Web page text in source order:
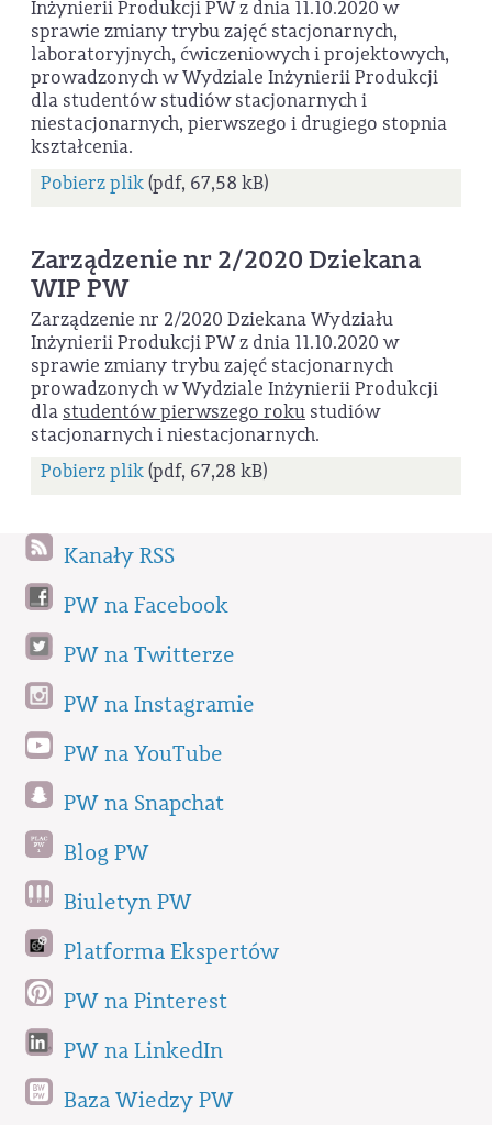
Inżynierii Produkcji PW z dnia 11.10.2020 w
sprawie zmiany trybu zajęć stacjonarnych,
laboratoryjnych, ćwiczeniowych i projektowych,
prowadzonych w Wydziale Inżynierii Produkcji
dla studentów studiów stacjonarnych i
niestacjonarnych, pierwszego i drugiego stopnia
kształcenia.
Pobierz plik(pdf, 67,58 kB)
Zarządzenie nr 2/2020 Dziekana
WIP PW
Zarządzenie nr 2/2020 Dziekana Wydziału
Inżynierii Produkcji PW z dnia 11.10.2020 w
sprawie zmiany trybu zajęć stacjonarnych
prowadzonych w Wydziale Inżynierii Produkcji
dla studentów pierwszego roku studiów
stacjonarnych i niestacjonarnych.
Pobierz plik(pdf, 67,28 kB)
Kanały RSS
PW na Facebook
PW na Twitterze
PW na Instagramie
PW na YouTube
PW na Snapchat
Blog PW
Biuletyn PW
Platforma Ekspertów
PW na Pinterest
PW na LinkedIn
Baza Wiedzy PW